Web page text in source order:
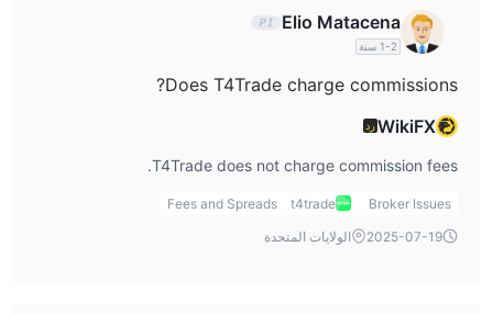
Elio Matacena
1-2 سنة
Does T4Trade charge commissions?
WikiFXرد
T4Trade does not charge commission fees.
Broker Issues
t4trade
Fees and Spreads
2025-07-19
الولايات المتحدة